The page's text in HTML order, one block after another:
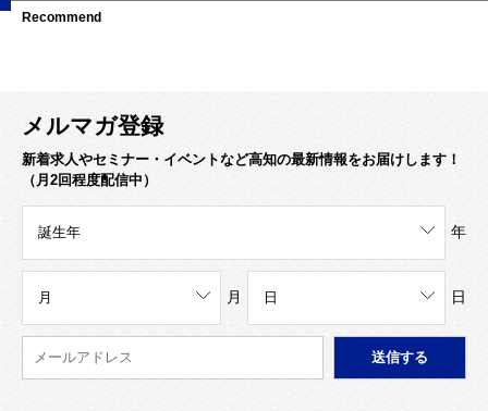
Recommend
メルマガ登録
新着求人やセミナー・イベントなど高知の最新情報をお届けします！
（月2回程度配信中）
年
月 日